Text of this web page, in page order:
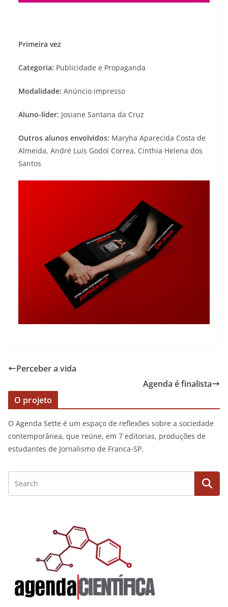
Primeira vez
Categoria: Publicidade e Propaganda
Modalidade: Anúncio impresso
Aluno-líder: Josiane Santana da Cruz
Outros alunos envolvidos: Maryha Aparecida Costa de
Almeida, André Luís Godoi Correa, Cinthia Helena dos
Santos
Perceber a vida
Agenda é finalista
O projeto
O Agenda Sette é um espaço de reflexões sobre a sociedade
contemporânea, que reúne, em 7 editorias, produções de
estudantes de Jornalismo de Franca-SP.